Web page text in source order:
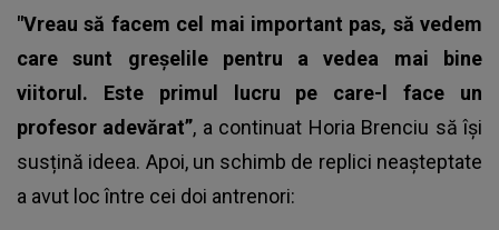
"Vreau să facem cel mai important pas, să vedem
care sunt greșelile pentru a vedea mai bine
viitorul. Este primul lucru pe care-l face un
profesor adevărat”, a continuat Horia Brenciu să își
susțină ideea. Apoi, un schimb de replici neașteptate
a avut loc între cei doi antrenori: